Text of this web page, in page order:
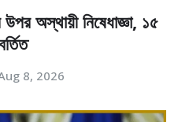
অস্থায়ী নিষেধাজ্ঞা, ১৫
8, 2026